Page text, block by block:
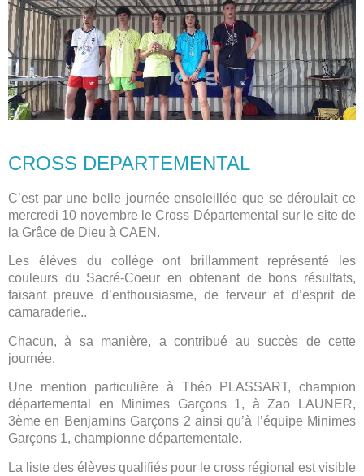
CROSS DEPARTEMENTAL
C’est par une belle journée ensoleillée que se déroulait ce
mercredi 10 novembre le Cross Départemental sur le site de
la Grâce de Dieu à CAEN.
Les élèves du collège ont brillamment représenté les
couleurs du Sacré-Coeur en obtenant de bons résultats,
faisant preuve d’enthousiasme, de ferveur et d’esprit de
camaraderie..
Chacun, à sa manière, a contribué au succès de cette
journée.
Une mention particulière à Théo PLASSART, champion
départemental en Minimes Garçons 1, à Zao LAUNER,
3ème en Benjamins Garçons 2 ainsi qu’à l’équipe Minimes
Garçons 1, championne départementale.
La liste des élèves qualifiés pour le cross régional est visible